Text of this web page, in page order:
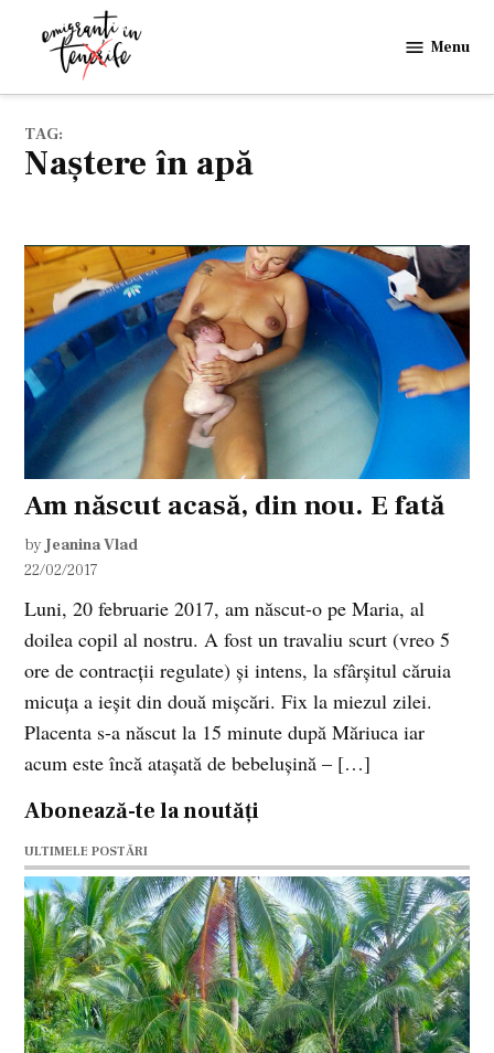
in
Menu
TAG:
naștere în apă
Am născut acasă, din nou. E fată
by Jeanina Vlad
22/02/2017
Luni, 20 februarie 2017, am născut-o pe Maria, al
doilea copil al nostru. A fost un travaliu scurt (vreo 5
ore de contracții regulate) și intens, la sfârșitul căruia
micuța a ieșit din două mișcări. Fix la miezul zilei.
Placenta s-a născut la 15 minute după Măriuca iar
acum este încă atașată de bebelușină – […]
Abonează-te la noutăți
ULTIMELE POSTĂRI